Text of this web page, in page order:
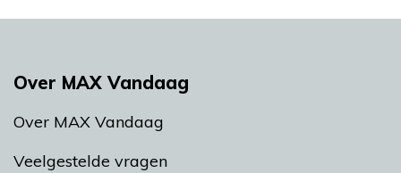
Over MAX Vandaag
Over MAX Vandaag
Veelgestelde vragen